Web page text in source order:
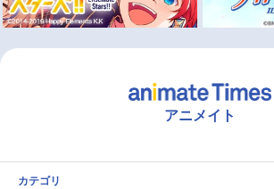
アニメイト
カテゴリ